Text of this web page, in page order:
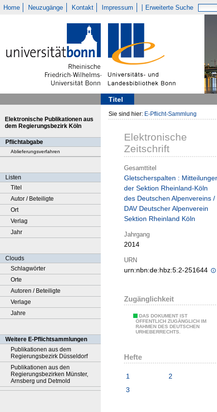
Home Neuzugänge Kontakt Impressum Erweiterte Suche
Titel
Elektronische Publikationen aus
dem Regierungsbezirk Köln
Pflichtabgabe
Ablieferungsverfahren
Listen
Titel
Autor / Beteiligte
Ort
Verlag
Jahr
Clouds
Schlagwörter
Orte
Autoren / Beteiligte
Verlage
Jahre
Weitere E-Pflichtsammlungen
Publikationen aus dem
Regierungsbezirk Düsseldorf
Publikationen aus den
Regierungsbezirken Münster,
Arnsberg und Detmold
Sie sind hier: E-Pflicht-Sammlung
Elektronische
Zeitschrift
Gesamttitel
Gletscherspalten :
der Sektion Rheinland-Köln
des Deutschen Alpenvereins /
DAV Deutscher Alpenverein
Sektion Rheinland Köln
Jahrgang
2014
URN
urn:nbn:de:hbz:5:2-251644
Zugänglichkeit
DAS DOKUMENT IST
ÖFFENTLICH ZUGÄNGLICH IM
RAHMEN DES DEUTSCHEN
URHEBERRECHTS.
Hefte
1
2
3